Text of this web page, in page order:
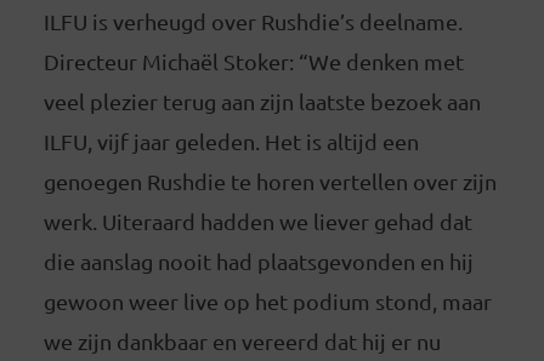
ILFU is verheugd over Rushdie’s deelname.
Directeur Michaël Stoker: “We denken met
veel plezier terug aan zijn laatste bezoek aan
ILFU, vijf jaar geleden. Het is altijd een
genoegen Rushdie te horen vertellen over zijn
werk. Uiteraard hadden we liever gehad dat
die aanslag nooit had plaatsgevonden en hij
gewoon weer live op het podium stond, maar
we zijn dankbaar en vereerd dat hij er nu